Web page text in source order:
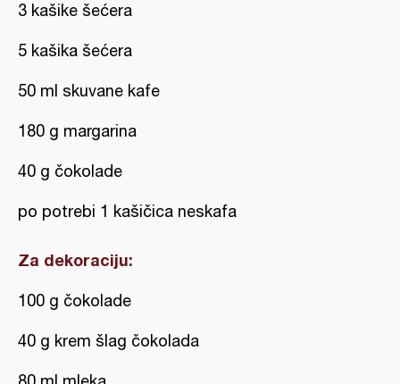
3 kašike šećera
5 kašika šećera
50 ml skuvane kafe
180 g margarina
40 g čokolade
po potrebi 1 kašičica neskafa
Za dekoraciju:
100 g čokolade
40 g krem šlag čokolada